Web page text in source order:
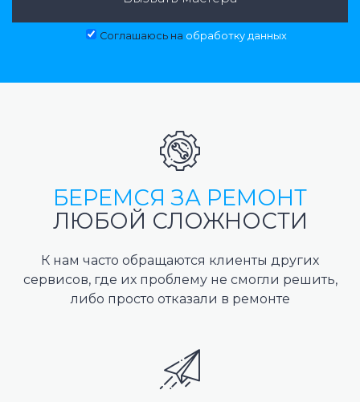
Соглашаюсь на обработку данных
БЕРЕМСЯ ЗА РЕМОНТ
ЛЮБОЙ СЛОЖНОСТИ
К нам часто обращаются клиенты других
сервисов, где их проблему не смогли решить,
либо просто отказали в ремонте